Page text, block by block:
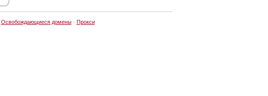
Освобождающиеся домены· Прокси